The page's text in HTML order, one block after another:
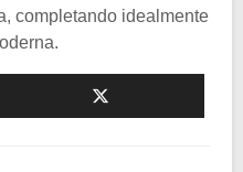
completando idealmente